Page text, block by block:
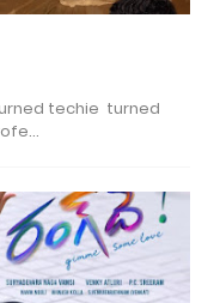
techie turned